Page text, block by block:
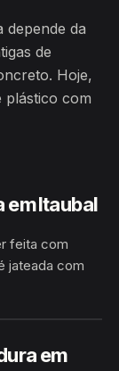
depende da
de
Hoje,
plástico com
em Itaubal
feita com
jateada com
em